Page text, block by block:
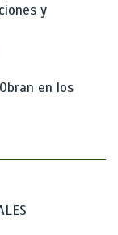
y
en los